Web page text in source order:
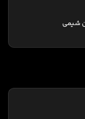
شیمی